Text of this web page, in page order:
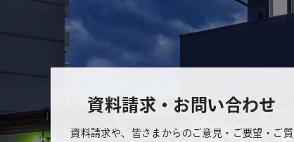
資料請求・お問い合わせ
資料請求や、皆さまからのご意見・ご要望・ご質